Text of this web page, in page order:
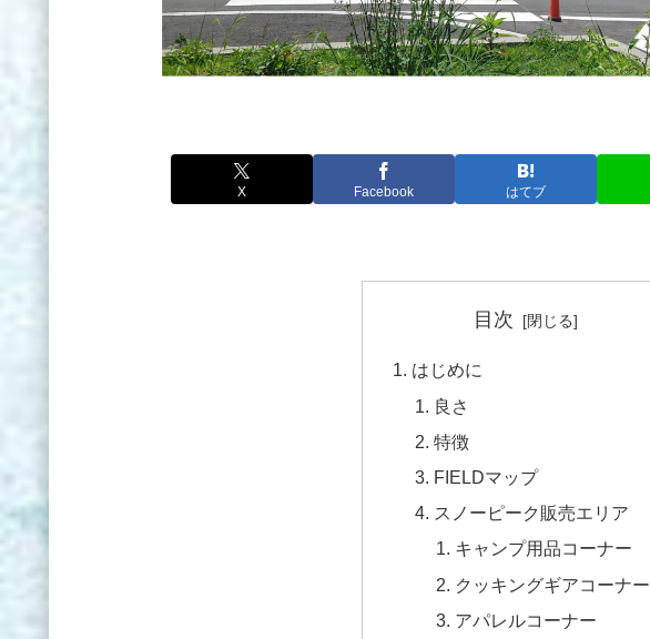
X Facebook はてブ
目次
はじめに
良さ
特徴
FIELDマップ
スノーピーク販売エリア
キャンプ用品コーナー
クッキングギアコーナー
アパレルコーナー